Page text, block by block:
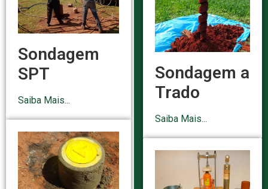
Sondagem
SPT
Saiba Mais...
Sondagem a
Trado
Saiba Mais...